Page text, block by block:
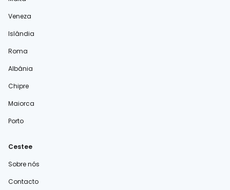
Veneza
Islândia
Roma
Albânia
Chipre
Maiorca
Porto
Cestee
Sobre nós
Contacto